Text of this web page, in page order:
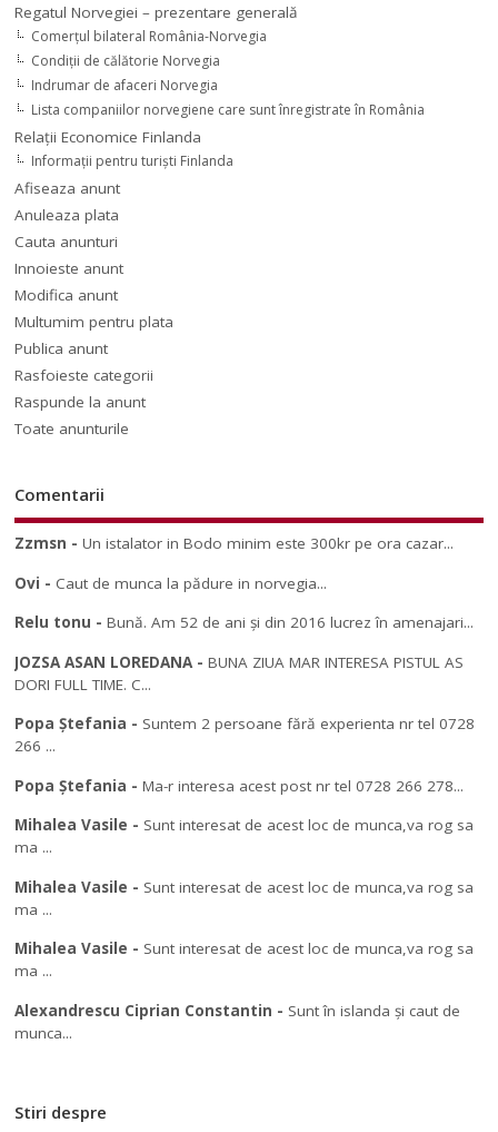
Regatul Norvegiei – prezentare generală
Comerţul bilateral România-Norvegia
Condiții de călătorie Norvegia
Indrumar de afaceri Norvegia
Lista companiilor norvegiene care sunt înregistrate în România
Relaţii Economice Finlanda
Informaţii pentru turişti Finlanda
Afiseaza anunt
Anuleaza plata
Cauta anunturi
Innoieste anunt
Modifica anunt
Multumim pentru plata
Publica anunt
Rasfoieste categorii
Raspunde la anunt
Toate anunturile
Comentarii
Zzmsn -Un istalator in Bodo minim este 300kr pe ora cazar...
Ovi - Caut de munca la pădure in norvegia...
Relu tonu -Bună. Am 52 de ani și din 2016 lucrez în amenajari...
JOZSA ASAN LOREDANA-BUNA ZIUA MAR INTERESA PISTUL AS
DORI FULL TIME. C...
Popa Ștefania - Suntem 2 persoane fără experienta nr tel 0728
266 ...
Popa Ștefania -Ma-r interesa acest post nr tel 0728 266 278...
Mihalea Vasile - Sunt interesat de acest loc de munca,va rog sa
ma ...
Mihalea Vasile - Sunt interesat de acest loc de munca,va rog sa
ma ...
Mihalea Vasile - Sunt interesat de acest loc de munca,va rog sa
ma ...
Alexandrescu Ciprian Constantin - Sunt în islanda și caut de
munca...
Stiri despre